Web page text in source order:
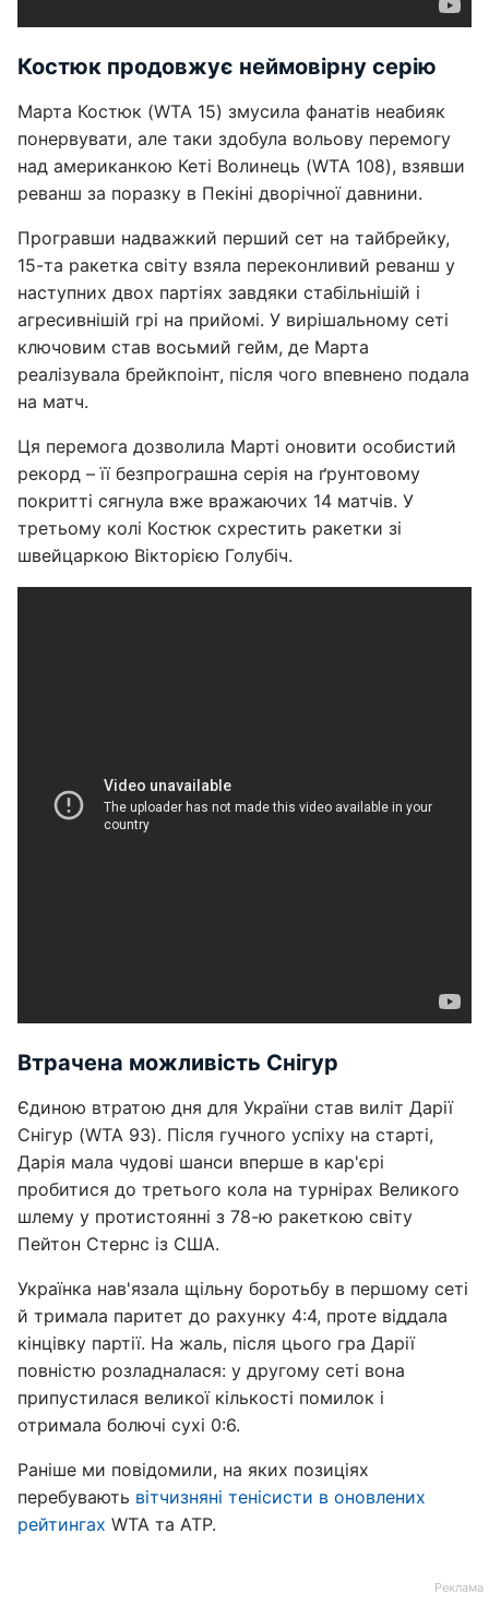
Костюк продовжує неймовірну серію
Марта Костюк (WTA 15) змусила фанатів неабияк
понервувати, але таки здобула вольову перемогу
над американкою Кеті Волинець (WTA 108), взявши
реванш за поразку в Пекіні дворічної давнини.
Програвши надважкий перший сет на тайбрейку,
15-та ракетка світу взяла переконливий реванш у
наступних двох партіях завдяки стабільнішій і
агресивнішій грі на прийомі. У вирішальному сеті
ключовим став восьмий гейм, де Марта
реалізувала брейкпоінт, після чого впевнено подала
на матч.
Ця перемога дозволила Марті оновити особистий
рекорд – її безпрограшна серія на ґрунтовому
покритті сягнула вже вражаючих 14 матчів. У
третьому колі Костюк схрестить ракетки зі
швейцаркою Вікторією Голубіч.
Втрачена можливість Снігур
Єдиною втратою дня для України став виліт Дарії
Снігур (WTA 93). Після гучного успіху на старті,
Дарія мала чудові шанси вперше в кар'єрі
пробитися до третього кола на турнірах Великого
шлему у протистоянні з 78-ю ракеткою світу
Пейтон Стернс із США.
Українка нав'язала щільну боротьбу в першому сеті
й тримала паритет до рахунку 4:4, проте віддала
кінцівку партії. На жаль, після цього гра Дарії
повністю розладналася: у другому сеті вона
припустилася великої кількості помилок і
отримала болючі сухі 0:6.
Раніше ми повідомили, на яких позиціях
перебувають вітчизняні тенісисти в оновлених
рейтингах WTA та ATP.